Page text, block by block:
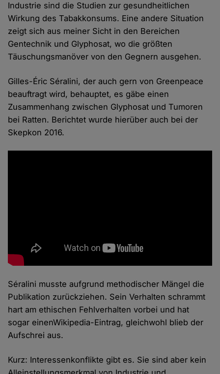
Industrie sind die Studien zur gesundheitlichen
Wirkung des Tabakkonsums. Eine andere Situation
zeigt sich aus meiner Sicht in den Bereichen
Gentechnik und Glyphosat, wo die größten
Täuschungsmanöver von den Gegnern ausgehen.
Gilles-Éric Séralini, der auch gern von Greenpeace
beauftragt wird, behauptet, es gäbe einen
Zusammenhang zwischen Glyphosat und Tumoren
bei Ratten. Berichtet wurde hierüber auch bei der
Skepkon 2016.
Séralini musste aufgrund methodischer Mängel die
Publikation zurückziehen. Sein Verhalten schrammt
hart am ethischen Fehlverhalten vorbei und hat
sogar einenWikipedia-Eintrag, gleichwohl blieb der
Aufschrei aus.
Kurz: Interessenkonflikte gibt es. Sie sind aber kein